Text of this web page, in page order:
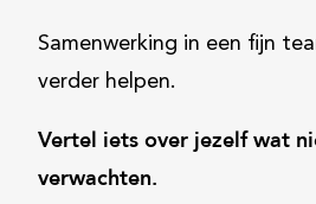
Samenwerking in een fijn
verder helpen.
Vertel iets over jezelf wat
verwachten.